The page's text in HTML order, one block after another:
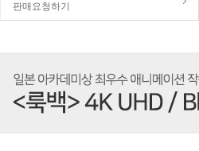
판매요청하기